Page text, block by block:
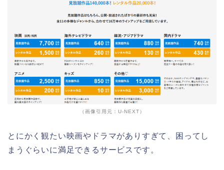
（画像引用元：U-NEXT）
とにかく観たい映画やドラマがありすぎて、困ってし
まうぐらいに満足できるサービスです。